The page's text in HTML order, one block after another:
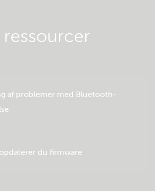
af problemer med Bluetooth-
du firmware